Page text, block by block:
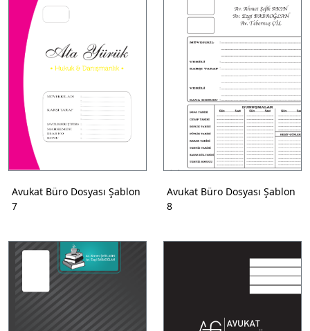
Avukat Büro Dosyası Şablon
7
Avukat Büro Dosyası Şablon
8